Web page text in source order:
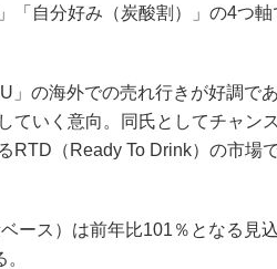
「自分好み（炭酸割）」の4つ
の海外での売れ行きが好調で
ていく意向。同氏としてチャン
RTD（Ready To Drink）の市場
ース）は前年比101％となる見